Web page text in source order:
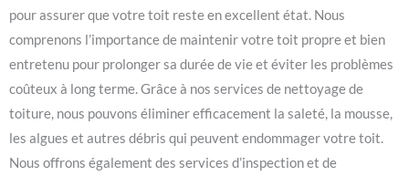
pour assurer que votre toit reste en excellent état. Nous
comprenons l’importance de maintenir votre toit propre et bien
entretenu pour prolonger sa durée de vie et éviter les problèmes
coûteux à long terme. Grâce à nos services de nettoyage de
toiture, nous pouvons éliminer efficacement la saleté, la mousse,
les algues et autres débris qui peuvent endommager votre toit.
Nous offrons également des services d’inspection et de